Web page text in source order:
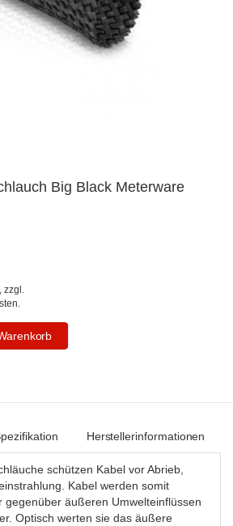
Big Black Meterware
zzgl.
.
Herstellerinformationen
schützen Kabel vor Abrieb,
Kabel werden somit
gegenüber äußeren Umwelteinflüssen
Optisch werten sie das äußere